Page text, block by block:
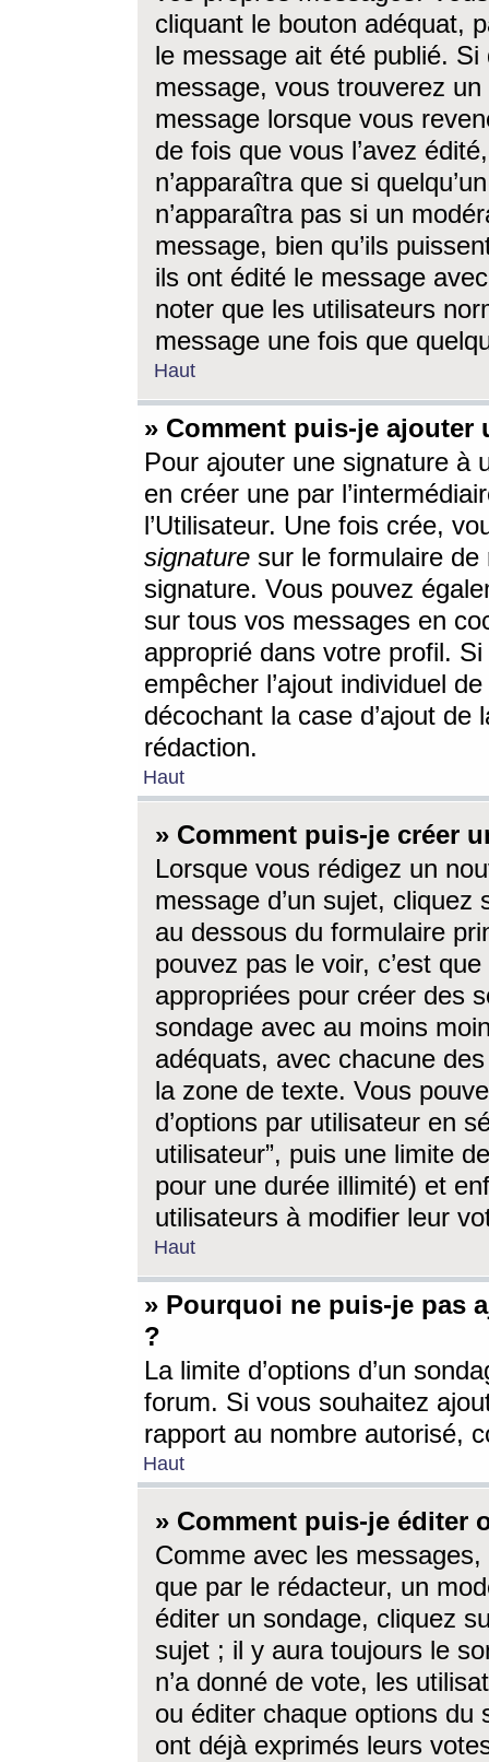
cliquant le bouton adéquat,
le message ait été publié. Si
message, vous trouverez
message lorsque vous
de fois que vous l’avez
n’apparaîtra que si
n’apparaîtra pas si un
message, bien qu’ils
ils ont édité le message
noter que les utilisateurs
message une fois que
Haut
» Comment puis-je ajouter
Pour ajouter une signature à
en créer une par
l’Utilisateur. Une fois crée,
signature sur le formulaire de
signature. Vous pouvez
sur tous vos messages en
approprié dans votre profil.
empêcher l’ajout individuel
décochant la case d’ajout
rédaction.
Haut
» Comment puis-je créer
Lorsque vous rédigez un
message d’un sujet, cliquez
au dessous du formulaire
pouvez pas le voir, c’est
appropriées pour créer des
sondage avec au moins
adéquats, avec chacune
la zone de texte. Vous
d’options par utilisateur en
utilisateur”, puis une limite
pour une durée illimité) et
utilisateurs à modifier leur
Haut
» Pourquoi ne puis-je pas
?
La limite d’options d’un
forum. Si vous souhaitez
rapport au nombre autorisé,
Haut
» Comment puis-je éditer
Comme avec les
que par le rédacteur, un
éditer un sondage, cliquez
sujet ; il y aura toujours le
n’a donné de vote, les
ou éditer chaque options du
ont déjà exprimés leurs